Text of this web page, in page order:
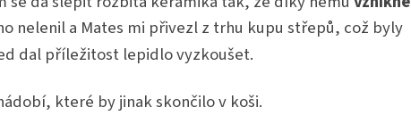
nelenil a Mates mi přivezl z trhu kupu střepů, což byly
dal příležitost lepidlo vyzkoušet.
které by jinak skončilo v koši.